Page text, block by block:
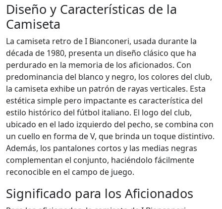
Diseño y Características de la
Camiseta
La camiseta retro de I Bianconeri, usada durante la
década de 1980, presenta un diseño clásico que ha
perdurado en la memoria de los aficionados. Con
predominancia del blanco y negro, los colores del club,
la camiseta exhibe un patrón de rayas verticales. Esta
estética simple pero impactante es característica del
estilo histórico del fútbol italiano. El logo del club,
ubicado en el lado izquierdo del pecho, se combina con
un cuello en forma de V, que brinda un toque distintivo.
Además, los pantalones cortos y las medias negras
complementan el conjunto, haciéndolo fácilmente
reconocible en el campo de juego.
Significado para los Aficionados